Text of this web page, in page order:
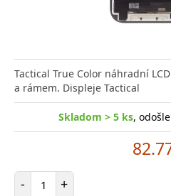
Tactical True Color náhradní
a rámem. Displeje Tactical
Skladom > 5 ks,
- Počet položiek
+